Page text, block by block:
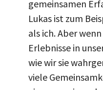
gemeinsamen
Lukas ist zum
als ich. Aber
Erlebnisse in
wie wir sie
viele